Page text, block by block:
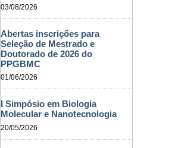
03/08/2026
Abertas inscrições para
Seleção de Mestrado e
Doutorado de 2026 do
PPGBMC
01/06/2026
I Simpósio em Biologia
Molecular e Nanotecnologia
20/05/2026